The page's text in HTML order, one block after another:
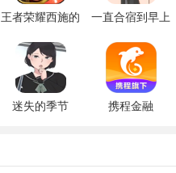
王者荣耀西施的
一直合宿到早上
迷失的季节
携程金融